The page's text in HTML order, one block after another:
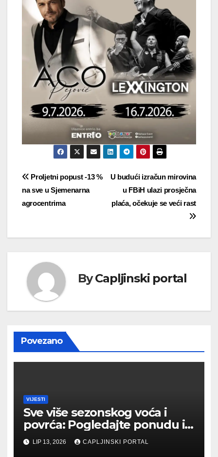
Navigacija
objava
U budući izračun mirovina
u FBiH ulazi prosječna
plaća, očekuje se veći rast
Proljetni popust -13 %
na sve u Sjemenarna
agrocentrima
ByCapljinski portal
Povezano
VIJESTI
Sve više sezonskog voća i
povrća: Pogledajte ponudu i
cijene na čapljinskoj
Veletržnici
LIP 13, 2026 CAPLJINSKI PORTAL